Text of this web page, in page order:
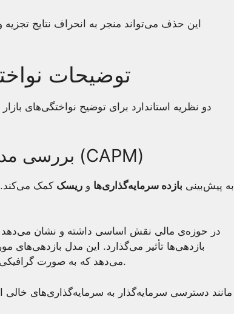
این حذف می‌تواند منجر به انحراف نتایج
توضیحات
دو نظریه استاندارد برای توضیح نواختگی‌های
بررسی مدل قیمت‌گذاری دارایی سرمایه (CAPM)
CAPM به پیش‌بینی بازده سرمایه‌گذاری‌ها و ریسک کمک می‌کند.
بازدهی‌ها تأثیر می‌گذارد. این مدل
می‌دهد که به صورت گرافیکی توسط خط بازار اوراق بهادار نمایش داده می‌شود.